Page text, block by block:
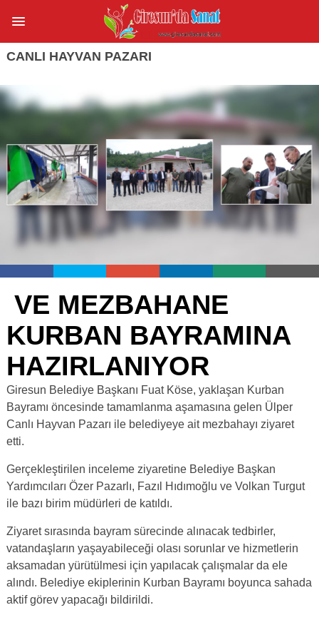
CANLI HAYVAN PAZARI
VE MEZBAHANE
KURBAN BAYRAMINA
HAZIRLANIYOR
Giresun Belediye Başkanı Fuat Köse, yaklaşan Kurban
Bayramı öncesinde tamamlanma aşamasına gelen Ülper
Canlı Hayvan Pazarı ile belediyeye ait mezbahayı ziyaret
etti.
Gerçekleştirilen inceleme ziyaretine Belediye Başkan
Yardımcıları Özer Pazarlı, Fazıl Hıdımoğlu ve Volkan Turgut
ile bazı birim müdürleri de katıldı.
Ziyaret sırasında bayram sürecinde alınacak tedbirler,
vatandaşların yaşayabileceği olası sorunlar ve hizmetlerin
aksamadan yürütülmesi için yapılacak çalışmalar da ele
alındı. Belediye ekiplerinin Kurban Bayramı boyunca sahada
aktif görev yapacağı bildirildi.